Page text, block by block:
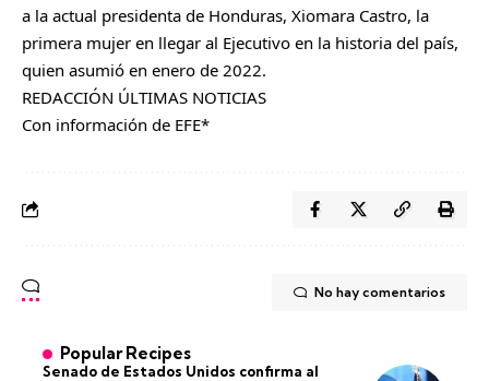
a la actual presidenta de Honduras, Xiomara Castro, la
primera mujer en llegar al Ejecutivo en la historia del país,
quien asumió en enero de 2022.
REDACCIÓN ÚLTIMAS NOTICIAS
Con información de EFE*
No hay comentarios
Popular Recipes
Senado de Estados Unidos confirma al